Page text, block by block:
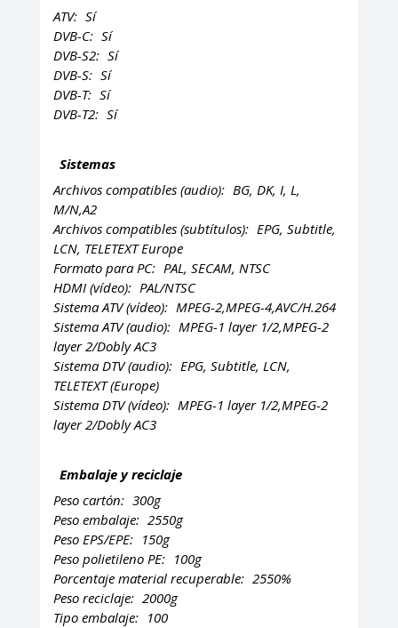
ATV: Sí
DVB-C: Sí
DVB-S2: Sí
DVB-S: Sí
DVB-T: Sí
DVB-T2: Sí
Sistemas
Archivos compatibles (audio): BG, DK, I, L,
M/N,A2
Archivos compatibles (subtítulos): EPG, Subtitle,
LCN, TELETEXT Europe
Formato para PC: PAL, SECAM, NTSC
HDMI (vídeo): PAL/NTSC
Sistema ATV (vídeo): MPEG-2,MPEG-4,AVC/H.264
Sistema ATV (audio): MPEG-1 layer 1/2,MPEG-2
layer 2/Dobly AC3
Sistema DTV (audio): EPG, Subtitle, LCN,
TELETEXT (Europe)
Sistema DTV (vídeo): MPEG-1 layer 1/2,MPEG-2
layer 2/Dobly AC3
Embalaje y reciclaje
Peso cartón: 300g
Peso embalaje: 2550g
Peso EPS/EPE: 150g
Peso polietileno PE: 100g
Porcentaje material recuperable: 2550%
Peso reciclaje: 2000g
Tipo embalaje: 100